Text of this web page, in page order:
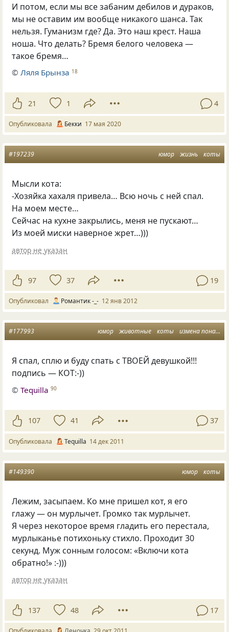
И потом, если мы все забаним дебилов и дураков,
мы не оставим им вообще никакого шанса. Так
нельзя. Гуманизм где? Да. Это наш крест. Наша
ноша. Что делать? Бремя белого человека —
такое бремя…
©Ляля Брынза 18
21 1 4
Опубликовала Бекки 17 мая 2020
юмор жизнь коты
#197239
Мысли кота:
-Хозяйка хахаля привела… Всю ночь с ней спал.
На моем месте…
Сейчас на кухне закрылись, меня не пускают…
Из моей миски наверное жрет…)))
автор не указан
97 37 19
Опубликовал Романтик -_- 12 янв 2012
юмор животные коты измена понарошку
#177993
Я спал, сплю и буду спать с ТВОЕЙ девушкой!!!
подпись — КОТ:-))
©Tequilla 90
107 41 37
Опубликовала Tequilla 14 дек 2011
юмор коты
#149390
Лежим, засыпаем. Ко мне пришел кот, я его
глажу — он мурлычет. Громко так мурлычет.
Я через некоторое время гладить его перестала,
мурлыканье потихоньку стихло. Проходит 30
секунд. Муж сонным голосом: «Включи кота
обратно!» :-)))
автор не указан
137 48 17